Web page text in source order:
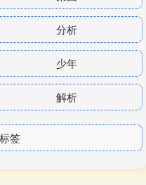
分析
少年
解析
签